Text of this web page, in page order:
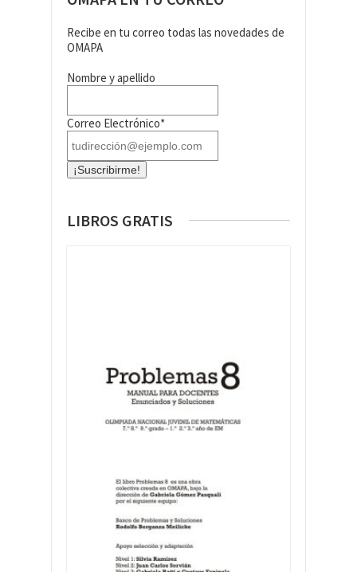
Recibe en tu correo todas las novedades de
OMAPA
Nombre y apellido
Correo Electrónico*
LIBROS GRATIS